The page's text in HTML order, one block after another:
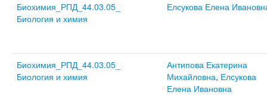
Биохимия_РПД_44.03.05_
Биология и химия
Елсукова Елена
Биохимия_РПД_44.03.05_
Биология и химия
Антипова Екатерина
Михайловна, Елсукова
Елена Ивановна